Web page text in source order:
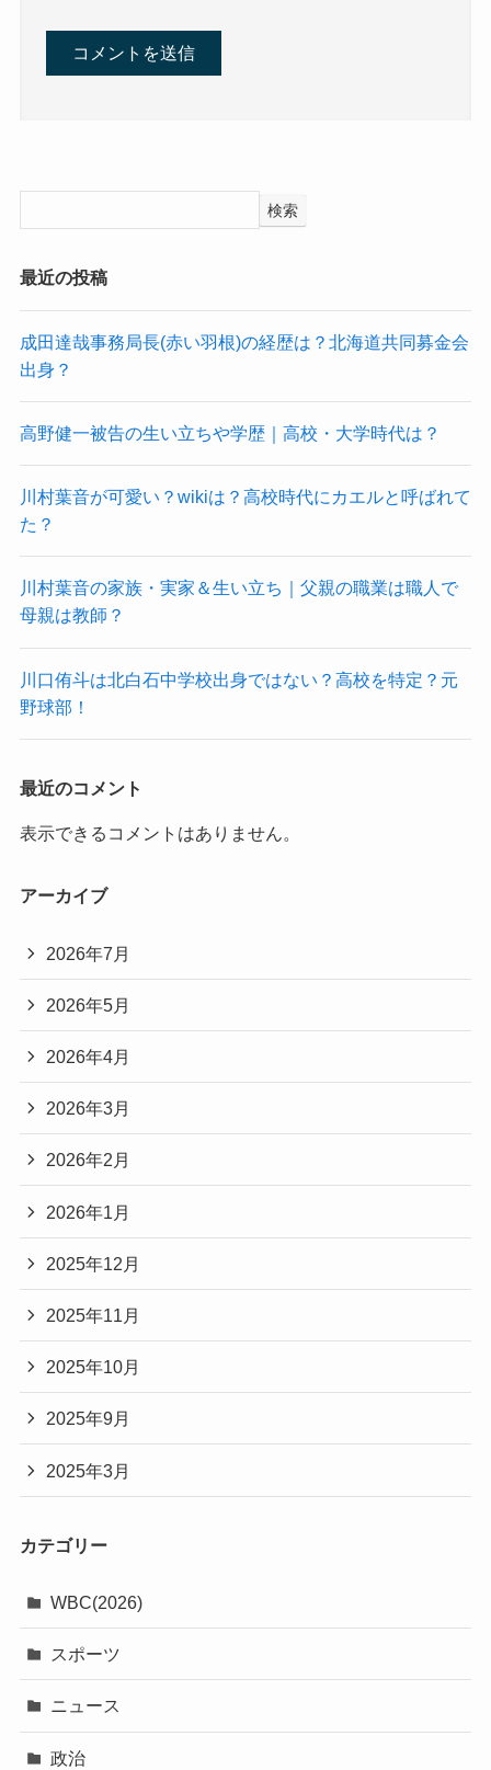
検索
最近の投稿
成田達哉事務局長(赤い羽根)の経歴は？北海道共同募金会
出身？
高野健一被告の生い立ちや学歴｜高校・大学時代は？
川村葉音が可愛い？wikiは？高校時代にカエルと呼ばれて
た？
川村葉音の家族・実家＆生い立ち｜父親の職業は職人で
母親は教師？
川口侑斗は北白石中学校出身ではない？高校を特定？元
野球部！
最近のコメント
表示できるコメントはありません。
アーカイブ
2026年7月
2026年5月
2026年4月
2026年3月
2026年2月
2026年1月
2025年12月
2025年11月
2025年10月
2025年9月
2025年3月
カテゴリー
WBC(2026)
スポーツ
ニュース
政治